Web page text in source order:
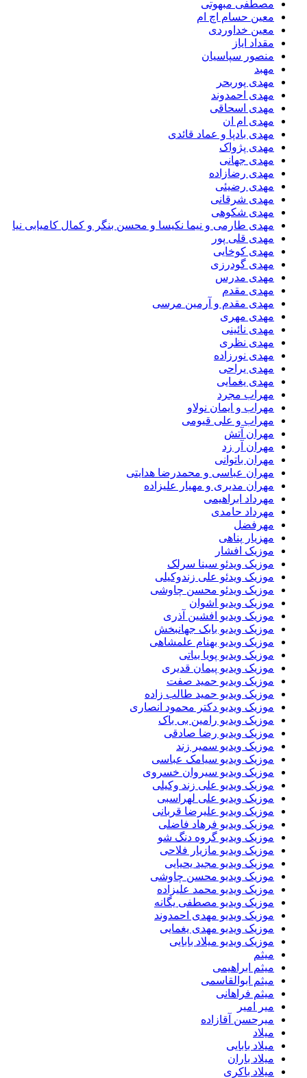
مصطفی مبهوتی
معین حسام اچ ام
معین خداوردی
مقداد ایاز
منصور سپاسیان
مهبد
مهدى پوربحر
مهدی احمدوند
مهدی اسحاقی
مهدی ام ان
مهدی بادپا و عماد قائدی
مهدی پژواک
مهدی جهانی
مهدی رضازاده
مهدی رضیئی
مهدی شرقانی
مهدی شکوهی
مهدی طارمی و نیما نکیسا و محسن بنگر و کمال کامیابی نیا
مهدی قلی پور
مهدی کوخایی
مهدی گودرزی
مهدی مدرس
مهدی مقدم
مهدی مقدم و آرمین مرسی
مهدی مهری
مهدی نائینی
مهدی نظری
مهدی نورزاده
مهدی یراحی
مهدی یغمایی
مهراب مجرد
مهراب و ایمان نولاو
مهراب و علی قیومی
مهران آتش
مهران آر زد
مهران باتوانی
مهران عباسی و محمدرضا هدایتی
مهران مدیری و مهیار علیزاده
مهرداد ابراهیمی
مهرداد حامدی
مهرفضل
مهزیار پناهی
موزیک افشار
موزیک ویدئو سینا سرلک
موزیک ویدئو علی زندوکیلی
موزیک ویدئو محسن چاوشی
موزیک ویدیو اشوان
موزیک ویدیو افشین آذری
موزیک ویدیو بابک جهانبخش
موزیک ویدیو بهنام علمشاهی
موزیک ویدیو پویا بیاتی
موزیک ویدیو پیمان قدیری
موزیک ویدیو حمید صفت
موزیک ویدیو حمید طالب زاده
موزیک ویدیو دکتر محمود انصاری
موزیک ویدیو رامین بی باک
موزیک ویدیو رضا صادقی
موزیک ویدیو سمیر زند
موزیک ویدیو سیامک عباسی
موزیک ویدیو سیروان خسروی
موزیک ویدیو علی زند وکیلی
موزیک ویدیو علی لهراسبی
موزیک ویدیو علیرضا قربانی
موزیک ویدیو فرهاد فاضلی
موزیک ویدیو گروه دنگ شو
موزیک ویدیو مازیار فلاحی
موزیک ویدیو مجید یحیایی
موزیک ویدیو محسن چاوشی
موزیک ویدیو محمد علیزاده
موزیک ویدیو مصطفی یگانه
موزیک ویدیو مهدی احمدوند
موزیک ویدیو مهدی یغمایی
موزیک ویدیو میلاد بابایی
میثم
میثم ابراهیمی
میثم ابوالقاسمی
میثم فراهانی
میر امیر
میرحسن آقازاده
میلاد
میلاد بابایی
میلاد باران
میلاد باکری